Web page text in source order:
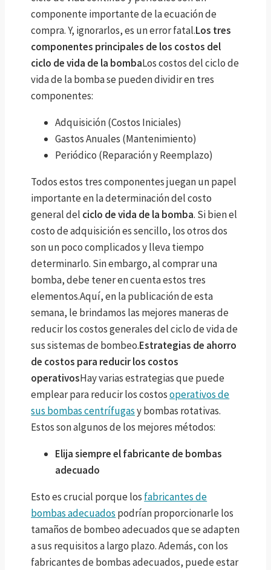
componente importante de la ecuación de
compra. Y, ignorarlos, es un error fatal.Los tres
componentes principales de los costos del
ciclo de vida de la bombaLos costos del ciclo de
vida de la bomba se pueden dividir en tres
componentes:
Adquisición (Costos Iniciales)
Gastos Anuales (Mantenimiento)
Periódico (Reparación y Reemplazo)
Todos estos tres componentes juegan un papel
importante en la determinación del costo
general del ciclo de vida de la bomba. Si bien el
costo de adquisición es sencillo, los otros dos
son un poco complicados y lleva tiempo
determinarlo. Sin embargo, al comprar una
bomba, debe tener en cuenta estos tres
elementos.Aquí, en la publicación de esta
semana, le brindamos las mejores maneras de
reducir los costos generales del ciclo de vida de
sus sistemas de bombeo.Estrategias de ahorro
de costos para reducir los costos
operativosHay varias estrategias que puede
emplear para reducir los costosoperativos de
sus bombas centrífugasy bombas rotativas.
Estos son algunos de los mejores métodos:
Elija siempre el fabricante de bombas
adecuado
Esto es crucial porque los fabricantes de
bombas adecuados podrían proporcionarle los
tamaños de bombeo adecuados que se adapten
a sus requisitos a largo plazo. Además, con los
fabricantes de bombas adecuados, puede estar